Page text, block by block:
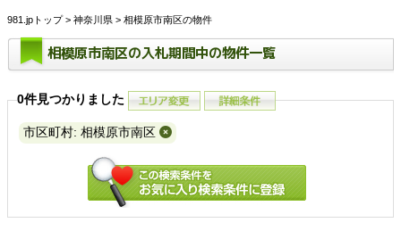
981.jpトップ> 神奈川県 > 相模原市南区の物件
相模原市南区の入札期間中の物件一覧
0件見つかりました
市区町村: 相模原市南区